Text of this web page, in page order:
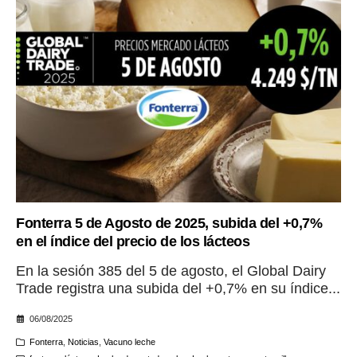
Fonterra 5 de Agosto de 2025, subida del +0,7%
en el índice del precio de los lácteos
En la sesión 385 del 5 de agosto, el Global Dairy
Trade registra una subida del +0,7% en su índice...
06/08/2025
Fonterra, Noticias Vacuno leche